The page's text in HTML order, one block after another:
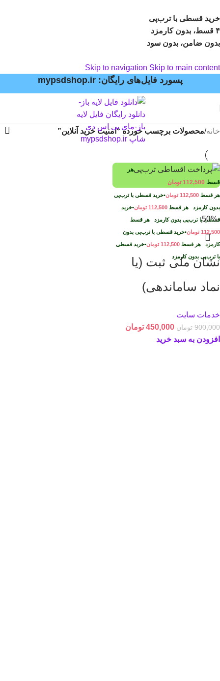
خرید قسطی با ترب‌پی
۴ قسط، بدون کارمزد
بدون ضامن، بدون سود
Skip to navigation Skip to main content
پسورد فایل‌های رایگان: mypsdshop.ir
خانه/محصولات برچسب خورده “امنیت خرید آنلاین”
هر
قسط 112,500 تومان
هر قسط 112,500 تومان•خرید قسطی با ترب‌پی
بدون کارمزد هر قسط 112,500 تومان•خرید
قسطی با ترب‌پی بدون کارمزد هر قسط
112,500 تومان•خرید قسطی با ترب‌پی بدون
کارمزد هر قسط 112,500 تومان•خرید قسطی
با ترب‌پی بدون کارمزد
-50%
نشان ملی ثبت (یا
نماد ساماندهی)
خدمات سایت
900,000 تومان 450,000 تومان
افزودن به سبد خرید